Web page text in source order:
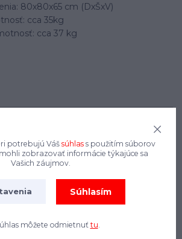
80x80x65 cm (DxŠxV)
cca 35kg
cca 37 kg
v kategóriách
potrebujú Vášsúhlas s použitím súborov
zobrazovať informácie týkajúce sa
Vašich záujmov.
Súhlasím
môžete odmietnuť tu.